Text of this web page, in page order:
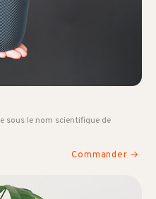
sous le nom scientifique de
Commander →